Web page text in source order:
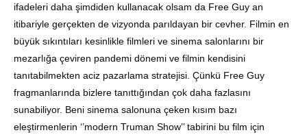
ifadeleri daha şimdiden kullanacak olsam da Free Guy an
itibariyle gerçekten de vizyonda parıldayan bir cevher. Filmin en
büyük sıkıntıları kesinlikle filmleri ve sinema salonlarını bir
mezarlığa çeviren pandemi dönemi ve filmin kendisini
tanıtabilmekten aciz pazarlama stratejisi. Çünkü Free Guy
fragmanlarında bizlere tanıttığından çok daha fazlasını
sunabiliyor. Beni sinema salonuna çeken kısım bazı
eleştirmenlerin ‘’modern Truman Show’’ tabirini bu film için